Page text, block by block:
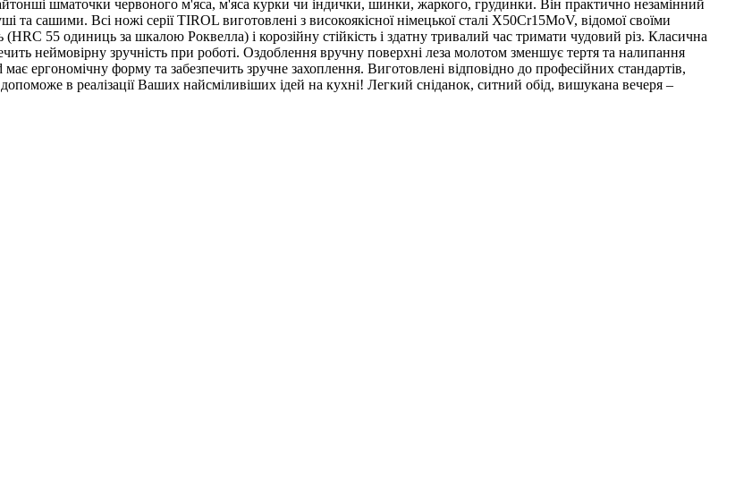
шматочки червоного м'яса, м'яса курки чи індички, шинки, жаркого, грудинки. Він практично незамінний
сашими. Всі ножі серії TIROL виготовлені з високоякісної німецької сталі X50Cr15MoV, відомої своїми
55 одиниць за шкалою Роквелла) і корозійну стійкість і здатну тривалий час тримати чудовий різ. Класична
неймовірну зручність при роботі. Оздоблення вручну поверхні леза молотом зменшує тертя та налипання
ергономічну форму та забезпечить зручне захоплення. Виготовлені відповідно до професійних стандартів,
в реалізації Ваших найсміливіших ідей на кухні! Легкий сніданок, ситний обід, вишукана вечеря –